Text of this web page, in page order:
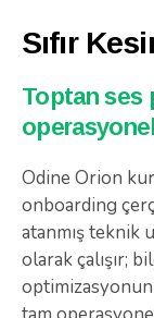
Sıfır
Toptan ses
Odine Orion
onboarding
atanmış teknik
olarak çalışır;